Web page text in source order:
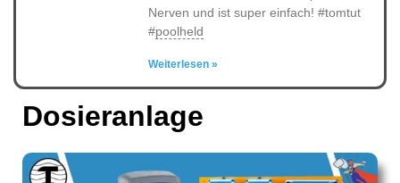
Nerven und ist super einfach! #tomtut
#poolheld
Weiterlesen »
Dosieranlage